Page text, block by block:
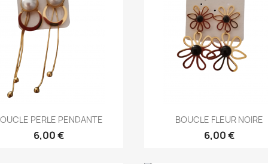
 Aperçu rapide
PERLE PENDANTE
6,00 €
Aperçu rapide
BOUCLE FLEUR NOIRE
6,00 €